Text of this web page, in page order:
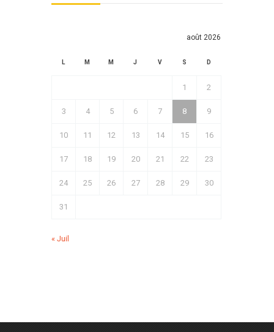
août 2026
L M M J V S D
1 2
3 4 5 6 7 8 9
10 11 12 13 14 15 16
17 18 19 20 21 22 23
24 25 26 27 28 29 30
31
« Juil